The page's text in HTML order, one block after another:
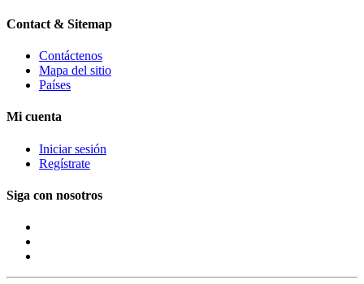
Contact & Sitemap
Contáctenos
Mapa del sitio
Países
Mi cuenta
Iniciar sesión
Regístrate
Siga con nosotros